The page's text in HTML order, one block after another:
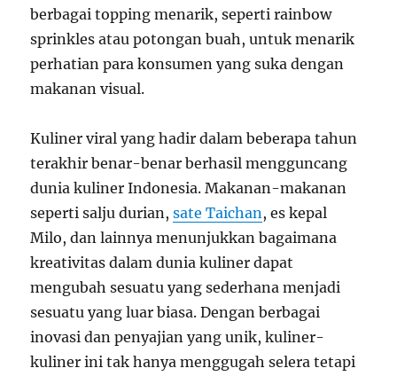
berbagai topping menarik, seperti rainbow
sprinkles atau potongan buah, untuk menarik
perhatian para konsumen yang suka dengan
makanan visual.
Kuliner viral yang hadir dalam beberapa tahun
terakhir benar-benar berhasil mengguncang
dunia kuliner Indonesia. Makanan-makanan
seperti salju durian,sate Taichan, es kepal
Milo, dan lainnya menunjukkan bagaimana
kreativitas dalam dunia kuliner dapat
mengubah sesuatu yang sederhana menjadi
sesuatu yang luar biasa. Dengan berbagai
inovasi dan penyajian yang unik, kuliner-
kuliner ini tak hanya menggugah selera tetapi